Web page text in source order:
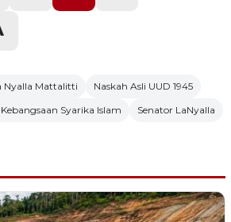
Nyalla Mattalitti
Naskah Asli UUD 1945
Syarika Islam Senator LaNyalla